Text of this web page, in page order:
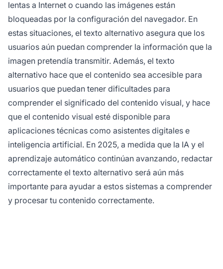
lentas a Internet o cuando las imágenes están
bloqueadas por la configuración del navegador. En
estas situaciones, el texto alternativo asegura que los
usuarios aún puedan comprender la información que la
imagen pretendía transmitir. Además, el texto
alternativo hace que el contenido sea accesible para
usuarios que puedan tener dificultades para
comprender el significado del contenido visual, y hace
que el contenido visual esté disponible para
aplicaciones técnicas como asistentes digitales e
inteligencia artificial. En 2025, a medida que la IA y el
aprendizaje automático continúan avanzando, redactar
correctamente el texto alternativo será aún más
importante para ayudar a estos sistemas a comprender
y procesar tu contenido correctamente.